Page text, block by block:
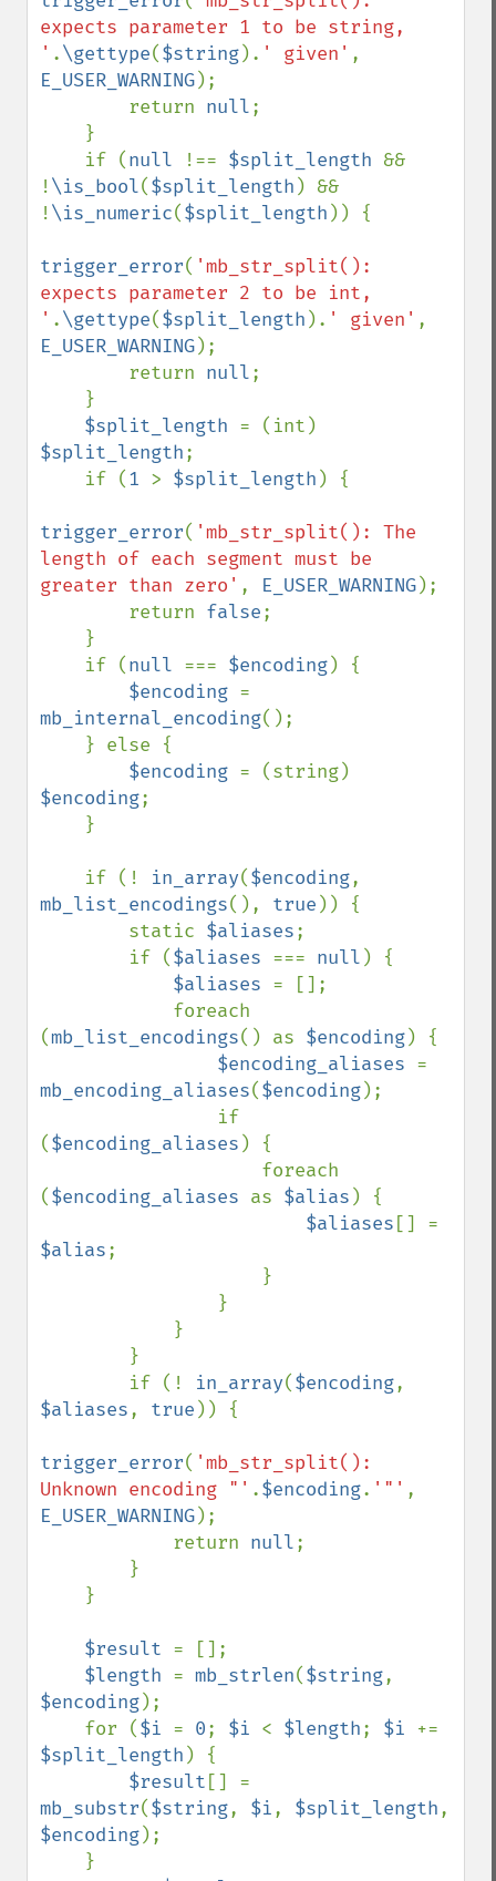
expects parameter 1 to be string,
' .\gettype($string). ' given'
E_USER_WARNING);
        return
null;
    if (
null !== $split_length &&
!\is_bool($split_length ) &&
!\is_numeric($split_length )) {
trigger_error( 'mb_str_split():
expects parameter 2 to be int,
' .\gettype($split_length ). ' given'
E_USER_WARNING);
        return
null;
$split_length
$split_length;
    if (
1 > $split_length ) {
trigger_error( 'mb_str_split(): The
length of each segment must be
greater than zero' , E_USER_WARNING);
        return
false;
    if (
null === $encoding) {
$encoding
mb_internal_encoding();
$encoding
$encoding;
    if (!
in_array($encoding
mb_list_encodings(), true )) {
        static
$aliases;
        if (
$aliases === null ) {
$aliases = [];
(mb_list_encodings() as $encoding) {
$encoding_aliases
mb_encoding_aliases($encoding);
($encoding_aliases ) {
($encoding_aliases as $alias ) {
$aliases
$alias;
        if (!
in_array($encoding
$aliases, true )) {
trigger_error( 'mb_str_split():
Unknown encoding "' .$encoding. '"'
E_USER_WARNING);
            return
null;
$result = [];
$length = mb_strlen($string
$encoding);
    for (
$i = 0; $i < $length; $i
$split_length ) {
$result
mb_substr($string, $i, $split_length
$encoding);